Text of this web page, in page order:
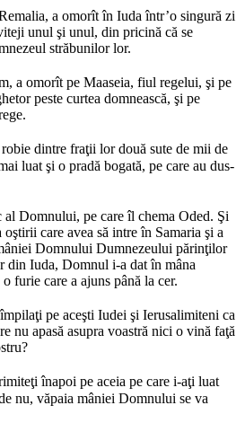
a omorît în Iuda într’o singură zi
unul şi unul, din pricină că se
străbunilor lor.
a omorît pe Maaseia, fiul regelui, şi pe
peste curtea domnească, şi pe
dintre fraţii lor două sute de mii de
luat şi o pradă bogată, pe care au dus-
Domnului, pe care îl chema Oded. Şi
care avea să intre în Samaria şi a
Domnului Dumnezeului părinţilor
Iuda, Domnul i-a dat în mâna
furie care a ajuns până la cer.
pe aceşti Iudei şi Ierusalimiteni ca
nu apasă asupra voastră nici o vină faţă
înapoi pe aceia pe care i-aţi luat
nu, văpaia mâniei Domnului se va